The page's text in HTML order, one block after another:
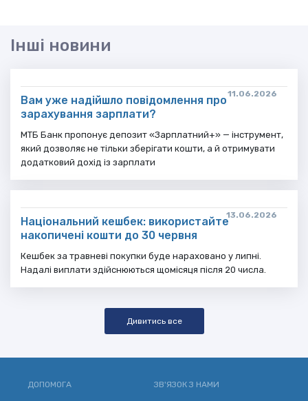
Інші новини
11.06.2026
Вам уже надійшло повідомлення про
зарахування зарплати?
МТБ Банк пропонує депозит «Зарплатний+» — інструмент,
який дозволяє не тільки зберігати кошти, а й отримувати
додатковий дохід із зарплати
13.06.2026
Національний кешбек: використайте
накопичені кошти до 30 червня
Кешбек за травневі покупки буде нараховано у липні.
Надалі виплати здійснюються щомісяця після 20 числа.
Дивитись все
ДОПОМОГА ЗВ'ЯЗОК З НАМИ